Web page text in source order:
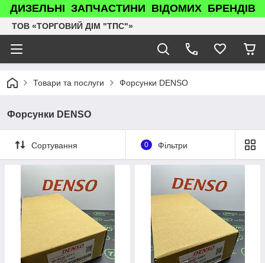
ДИЗЕЛЬНІ ЗАПЧАСТИНИ ВІДОМИХ БРЕНДІВ
ТОВ «ТОРГОВИЙ ДІМ "ТПС"»
Товари та послуги Форсунки DENSO
Форсунки DENSO
Сортування 0 Фільтри